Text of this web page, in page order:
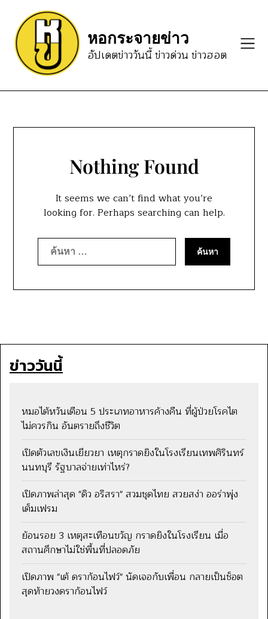
content
หอกระจายข่าว
อัปเดตข่าววันนี้ ข่าวด่วน ข่าวฮอต
Nothing Found
It seems we can’t find what you’re
looking for. Perhaps searching can help.
ค้นหา
สำหรับ:
ข่าววันนี้
หมอไต้หวันเตือน 5 ประเภทอาหารค้างคืน ที่ผู้ป่วยโรคไต
ไม่ควรกิน อันตรายถึงชีวิต
เปิดตัวเลขเงินเยียวยา เหตุกราดยิงในโรงเรียนเทพศิรินทร์
นนทบุรี รัฐบาลจ่ายเท่าไหร่?
เปิดภาพล่าสุด "ดิว อริสรา" สวมชุดไทย สวยสง่า ออร่าพุ่ง
เต็มเฟรม
ย้อนรอย 3 เหตุสะเทือนขวัญ กราดยิงในโรงเรียน เมื่อ
สถานศึกษาไม่ใช่พื้นที่ปลอดภัย
เปิดภาพ "เต้ ดราก้อนไฟว์" นัดเจอกับเพื่อน กลายเป็นช็อต
สุดท้ายวงดราก้อนไฟว์